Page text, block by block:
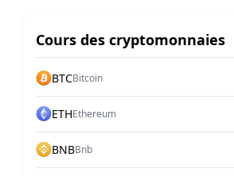
Cours des cryptomonnaies
BTCBitcoin
ETHEthereum
BNBBnb